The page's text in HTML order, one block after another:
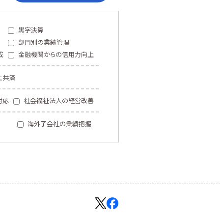
黒字決算
部門別の業績管理
金融機関からの信用力向上
共済
応 社会福祉法人の経営改善
海外子会社の業績把握